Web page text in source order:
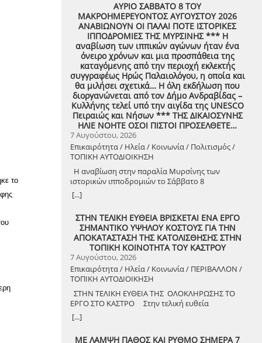
το
ΑΥΡΙΟ ΣΑΒΒΑΤΟ 8 ΤΟΥ
ΜΑΚΡΟΗΜΕΡΕΥΟΝΤΟΣ ΑΥΓΟΥΣΤΟΥ 2026
ΑΝΑΒΙΩΝΟΥΝ ΟΙ ΠΑΛΑΙ ΠΟΤΕ ΙΣΤΟΡΙΚΕΣ
ΙΠΠΟΔΡΟΜΙΕΣ ΤΗΣ ΜΥΡΣΙΝΗΣ *** Η
αναβίωση των ιππικών αγώνων ήταν ένα
όνειρο χρόνων και μια προσπάθεια της
καταγόμενης από την περιοχή εκλεκτής
συγγραφέως Ηρώς Παλαιολόγου, η οποία και
θα μιλήσει σχετικά… Η όλη εκδήλωση που
διοργανώνεται από τον Δήμο Ανδραβίδας –
Κυλλήνης τελεί υπό την αιγίδα της UNESCO
Πειραιώς και Νήσων *** ΤΗΣ ΔΙΚΑΙΟΣΥΝΗΣ
ΗΛΙΕ ΝΟΗΤΕ ΟΣΟΙ ΠΙΣΤΟΙ ΠΡΟΣΕΛΘΕΤΕ…
7 Αυγούστου, 2026
Επικαιρότητα / Ηλεία / Κοινωνία / Πολιτισμός /
ΤΟΠΙΚΗ ΑΥΤΟΔΙΟΙΚΗΣΗ
Η αναβίωση στην παραλία Μυρσίνης των
ιστορικών ιπποδρομιών το Σάββατο 8
Αυγούστου 2026
[...]
ΣΤΗΝ ΤΕΛΙΚΗ ΕΥΘΕΙΑ ΒΡΙΣΚΕΤΑΙ ΕΝΑ ΕΡΓΟ
ΣΗΜΑΝΤΙΚΟ ΥΨΗΛΟΥ ΚΟΣΤΟΥΣ ΓΙΑ ΤΗΝ
ΑΠΟΚΑΤΑΣΤΑΣΗ ΤΗΣ ΚΑΤΟΛΙΣΘΗΣΗΣ ΣΤΗΝ
ΤΟΠΙΚΗ ΚΟΙΝΟΤΗΤΑ ΤΟΥ ΚΑΣΤΡΟΥ
7 Αυγούστου, 2026
Επικαιρότητα / Ηλεία / Κοινωνία / ΠΕΡΙΒΑΛΛΟΝ /
ΤΟΠΙΚΗ ΑΥΤΟΔΙΟΙΚΗΣΗ
ΣΤΗΝ ΤΕΛΙΚΗ ΕΥΘΕΙΑ ΤΗΣ ΟΛΟΚΛΗΡΩΣΗΣ ΤΟ
ΕΡΓΟ ΣΤΟ ΚΑΣΤΡΟ Στην τελική ευθεία
ολοκλήρωσης βρίσκεται το κρίσιμο έργο
αποκατάστασης της κατολίσθησης στην Τ.Κ.
[...]
ΜΕ ΛΑΜΨΗ ΠΑΘΟΣ ΚΑΙ ΡΥΘΜΟ ΣΗΜΕΡΑ 7